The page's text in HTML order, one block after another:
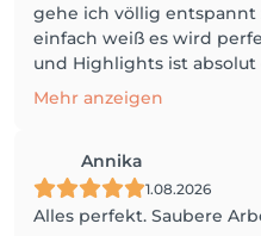
gehe ich völlig entspannt
einfach weiß es wird
und Highlights ist absolut
Mehr anzeigen
Annika
1.08.2026
Alles perfekt. Saubere